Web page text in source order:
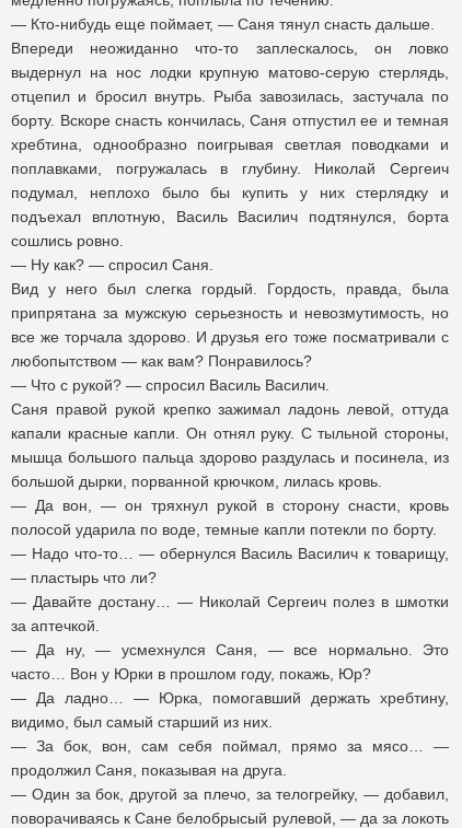
— Кто-нибудь еще поймает, — Саня тянул снасть дальше.
Впереди неожиданно что-то заплескалось, он ловко
выдернул на нос лодки крупную матово-серую стерлядь,
отцепил и бросил внутрь. Рыба завозилась, застучала по
борту. Вскоре снасть кончилась, Саня отпустил ее и темная
хребтина, однообразно поигрывая светлая поводками и
поплавками, погружалась в глубину. Николай Сергеич
подумал, неплохо было бы купить у них стерлядку и
подъехал вплотную, Василь Василич подтянулся, борта
сошлись ровно.
— Ну как? — спросил Саня.
Вид у него был слегка гордый. Гордость, правда, была
припрятана за мужскую серьезность и невозмутимость, но
все же торчала здорово. И друзья его тоже посматривали с
любопытством — как вам? Понравилось?
— Что с рукой? — спросил Василь Василич.
Саня правой рукой крепко зажимал ладонь левой, оттуда
капали красные капли. Он отнял руку. С тыльной стороны,
мышца большого пальца здорово раздулась и посинела, из
большой дырки, порванной крючком, лилась кровь.
— Да вон, — он тряхнул рукой в сторону снасти, кровь
полосой ударила по воде, темные капли потекли по борту.
— Надо что-то… — обернулся Василь Василич к товарищу,
— пластырь что ли?
— Давайте достану… — Николай Сергеич полез в шмотки
за аптечкой.
— Да ну, — усмехнулся Саня, — все нормально. Это
часто… Вон у Юрки в прошлом году, покажь, Юр?
— Да ладно… — Юрка, помогавший держать хребтину,
видимо, был самый старший из них.
— За бок, вон, сам себя поймал, прямо за мясо… —
продолжил Саня, показывая на друга.
— Один за бок, другой за плечо, за телогрейку, — добавил,
поворачиваясь к Сане белобрысый рулевой, — да за локоть